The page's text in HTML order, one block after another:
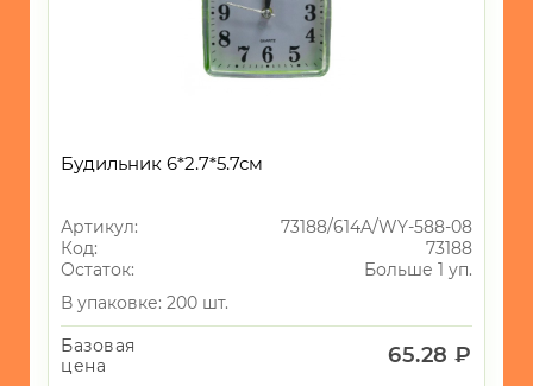
Будильник 6*2.7*5.7см
Артикул:
73188/614A/WY-588-08
Код:
73188
Остаток:
Больше 1 уп.
В упаковке: 200 шт.
Базовая
цена
65.28 ₽